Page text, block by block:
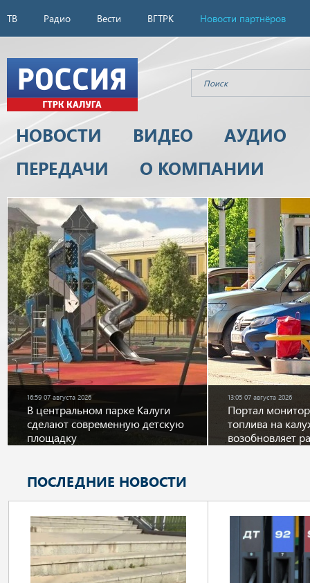
ТВ Радио Вести ВГТРК Новости партнёров
НОВОСТИ ВИДЕО
АУДИО
ПЕРЕДАЧИ
О КОМПАНИИ
16:59 07 августа 2026
В центральном парке Калуги
сделают современную детскую
площадку
13:05 07 августа 2026
Портал
топлива на
возобновляет
ПОСЛЕДНИЕ НОВОСТИ